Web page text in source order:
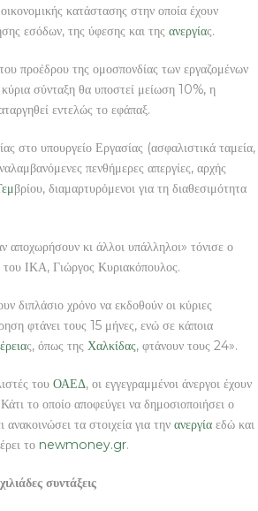
οικονομικής κατάστασης στην οποία έχουν
εσόδων, της ύφεσης και της ανεργίας.
προέδρου της ομοσπονδίας των εργαζομένων
σύνταξη θα υποστεί μείωση 10%, η
εντελώς το εφάπαξ.
στο υπουργείο Εργασίας (ασφαλιστικά ταμεία,
πενθήμερες απεργίες, αρχής
βρίου, διαμαρτυρόμενοι για τη διαθεσιμότητα
αποχωρήσουν κι άλλοι υπάλληλοι» τόνισε ο
ΙΚΑ, Γιώργος Κυριακόπουλος.
διπλάσιο χρόνο να εκδοθούν οι κύριες
φτάνει τους 15 μήνες, ενώ σε κάποια
ς, όπως της Χαλκίδας, φτάνουν τους 24».
του ΟΑΕΔ, οι εγγεγραμμένοι άνεργοι έχουν
το οποίο αποφεύγει να δημοσιοποιήσει ο
τα στοιχεία για την ανεργία εδώ και
το newmoney.gr.
συντάξεις